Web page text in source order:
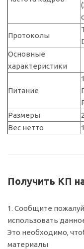
Протоколы
Основные
характеристики
Питание
Размеры
Вес нетто
Получить КП
1. Сообщите
использовать
Это необходимо,
материалы